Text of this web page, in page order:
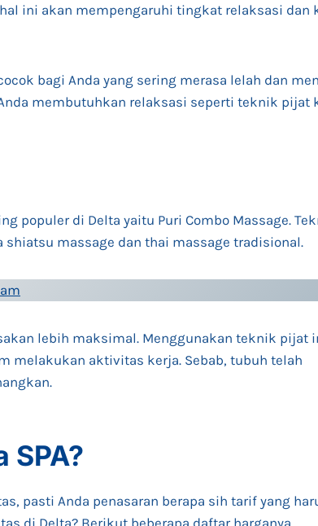
ini akan mempengaruhi tingkat relaksasi dan
bagi Anda yang sering merasa lelah dan
membutuhkan relaksasi seperti teknik pijat
populer di Delta yaitu Puri Combo Massage.
massage dan thai massage tradisional.
lebih maksimal. Menggunakan teknik pijat
melakukan aktivitas kerja. Sebab, tubuh telah
SPA?
pasti Anda penasaran berapa sih tarif yang
di Delta? Berikut beberapa daftar harganya.